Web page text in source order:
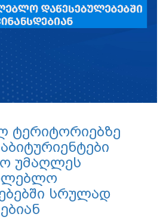
ტერიტორიებზე
უმაღლეს
სრულად